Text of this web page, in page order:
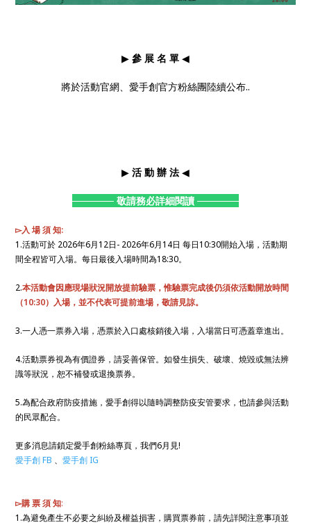
▶ 參 展 名 單 ◀
將於活動官網、愛手創官方粉絲團陸續公布..
▶ 活 動 辦 法 ◀
────── 敬請務必詳細閱讀 ──────
▻入 場 須 知:
1.活動可於 2026年6月12日- 2026年6月14日 每日10:30開始入場，活動期
間全程皆可入場。每日最後入場時間為18:30。
2.本活動會因應現場狀況開放提前驗票，惟驗票完成後仍須依活動開放時間
（10:30）入場，並不代表可提前進場，敬請見諒。
3.一人憑一票券入場，憑票於入口處核銷後入場，入場當日可憑蓋章進出。
4.活動票券視為有價證券，請妥善保管。如發生損失、破壞、燒毀或無法辨
識等狀況，恕不補發或退換票券。
5.為配合政府防疫措施，愛手創得以隨時調整防疫安管要求，也請參與活動
的民眾配合。
更多消息請鎖定愛手創粉絲專頁，我們6月見!
愛手創 FB 、愛手創 IG
▻購 票 須 知:
1.為避免產生不必要之糾紛及權益損害，購買票券前，請先詳閱注意事項並